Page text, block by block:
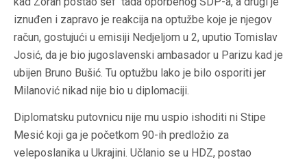
iznuđen i zapravo je reakcija na optužbe koje je njegov
račun, gostujući u emisiji Nedjeljom u 2, uputio Tomislav
Josić, da je bio jugoslavenski ambasador u Parizu kad je
ubijen Bruno Bušić. Tu optužbu lako je bilo osporiti jer
Milanović nikad nije bio u diplomaciji.
Diplomatsku putovnicu nije mu uspio ishoditi ni Stipe
Mesić koji ga je početkom 90-ih predložio za
veleposlanika u Ukrajini. Učlanio se u HDZ, postao